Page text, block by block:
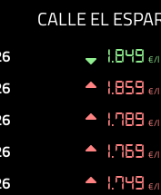
CALLE EL
1.849 €/l
1.859 €/l
1.789 €/l
1.769 €/l
1.749 €/l